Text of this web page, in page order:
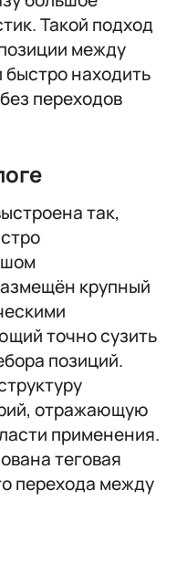
Такой подход
между
находить
переходов
так,
крупный
точно сузить
позиций.
отражающую
применения.
теговая
перехода между